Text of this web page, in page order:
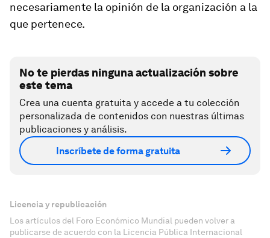
necesariamente la opinión de la organización a la
que pertenece.
No te pierdas ninguna actualización sobre
este tema
Crea una cuenta gratuita y accede a tu colección
personalizada de contenidos con nuestras últimas
publicaciones y análisis.
Inscríbete de forma gratuita
Licencia y republicación
Los artículos del Foro Económico Mundial pueden volver a
publicarse de acuerdo con la Licencia Pública Internacional